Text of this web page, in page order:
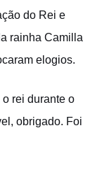
do Rei e
rainha Camilla
elogios.
o rei durante o
obrigado. Foi